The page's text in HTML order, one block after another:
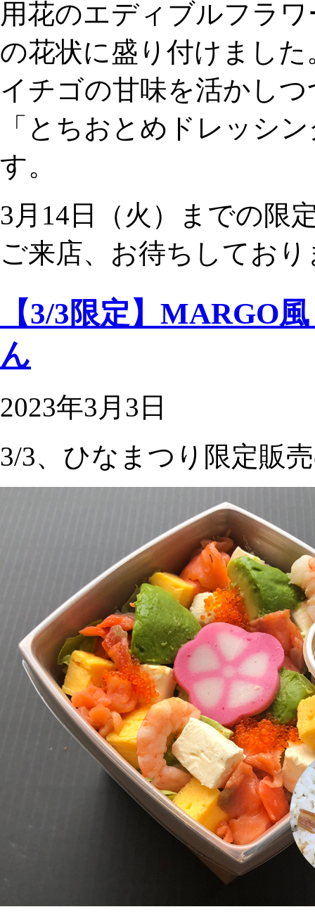
用花のエディブルフラ
の花状に盛り付けました
イチゴの甘味を活かし
「とちおとめドレッシ
す。
3月14日（火）までの限
ご来店、お待ちしており
【3/3限定】MARGO
ん
2023年3月3日
3/3、ひなまつり限定販